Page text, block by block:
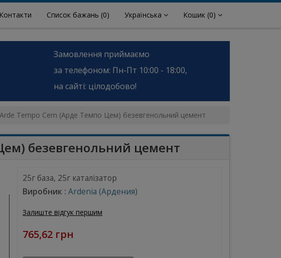
Контакти Список бажань (0) Українська Кошик (0)
Замовлення приймаємо
за телефоном: Пн-Пт 10:00 - 18:00,
на сайті: цілодобово!
Arde Tempo Cem (Арде Темпо Цем) безевгенольний цемент
безевгенольний цемент
25г база, 25г каталізатор
Виробник : Ardenia (Ардения)
Залиште відгук першим
765,62 грн